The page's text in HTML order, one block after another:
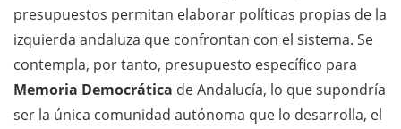
presupuestos permitan elaborar políticas propias de la
izquierda andaluza que confrontan con el sistema. Se
contempla, por tanto, presupuesto específico para
Memoria Democrática de Andalucía, lo que supondría
ser la única comunidad autónoma que lo desarrolla, el